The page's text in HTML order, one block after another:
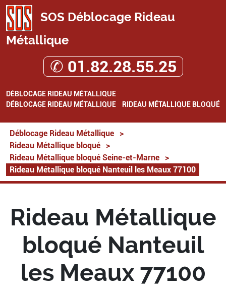
SOS Déblocage Rideau
Métallique
✆ 01.82.28.55.25
DÉBLOCAGE RIDEAU MÉTALLIQUE
DÉBLOCAGE RIDEAU MÉTALLIQUE
RIDEAU MÉTALLIQUE BLOQUÉ
Déblocage Rideau Métallique
>
Rideau Métallique bloqué
>
Rideau Métallique bloqué Seine-et-Marne
>
Rideau Métallique bloqué Nanteuil les Meaux 77100
Rideau Métallique
bloqué Nanteuil
les Meaux 77100